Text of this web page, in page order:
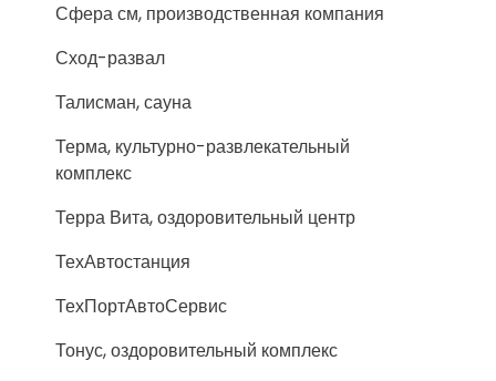
Сфера см, производственная компания
Сход-развал
Талисман, сауна
Терма, культурно-развлекательный
комплекс
Терра Вита, оздоровительный центр
ТехАвтостанция
ТехПортАвтоСервис
Тонус, оздоровительный комплекс